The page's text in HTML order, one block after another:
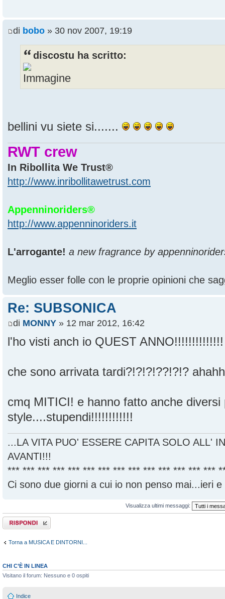
di bobo » 30 nov 2007, 19:19
discostu ha scritto:
bellini vu siete si.......
RWT crew
In Ribollita We Trust®
http://www.inribollitawetrust.com
Appenninoriders®
http://www.appenninoriders.it
L'arrogante! a new fragrance by
Meglio esser folle con le proprie opinioni che
Re: SUBSONICA
di MONNY » 12 mar 2012, 16:42
l'ho visti anch io QUEST
che sono arrivata tardi?!?!?!??!?!?
cmq MITICI! e hanno fatto anche diversi
style....stupendi!!!!!!!!!!!!
...LA VITA PUO' ESSERE CAPITA SOLO ALL'
AVANTI!!!
*** *** *** *** *** *** *** *** *** *** *** *** *** ***
Ci sono due giorni a cui io non penso mai...ieri
Visualizza ultimi messaggi:
Rispondi al
messaggio
Torna a MUSICA E DINTORNI...
CHI C’È IN LINEA
Visitano il forum: Nessuno e 0 ospiti
Indice